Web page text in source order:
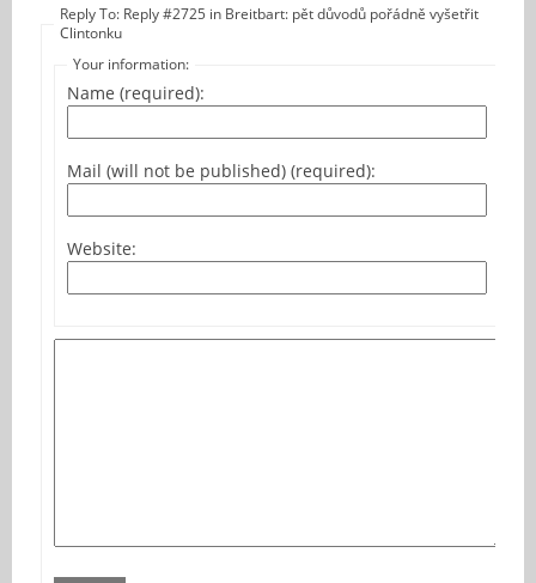
Reply To: Reply #2725 in Breitbart: pět důvodů pořádně vyšetřit
Clintonku
Your information:
Name (required):
Mail (will not be published) (required):
Website: